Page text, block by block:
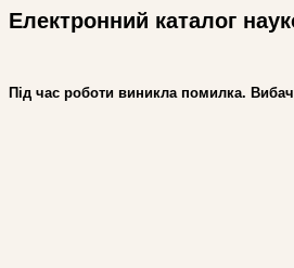
Електронний каталог
Під час роботи виникла помилка.